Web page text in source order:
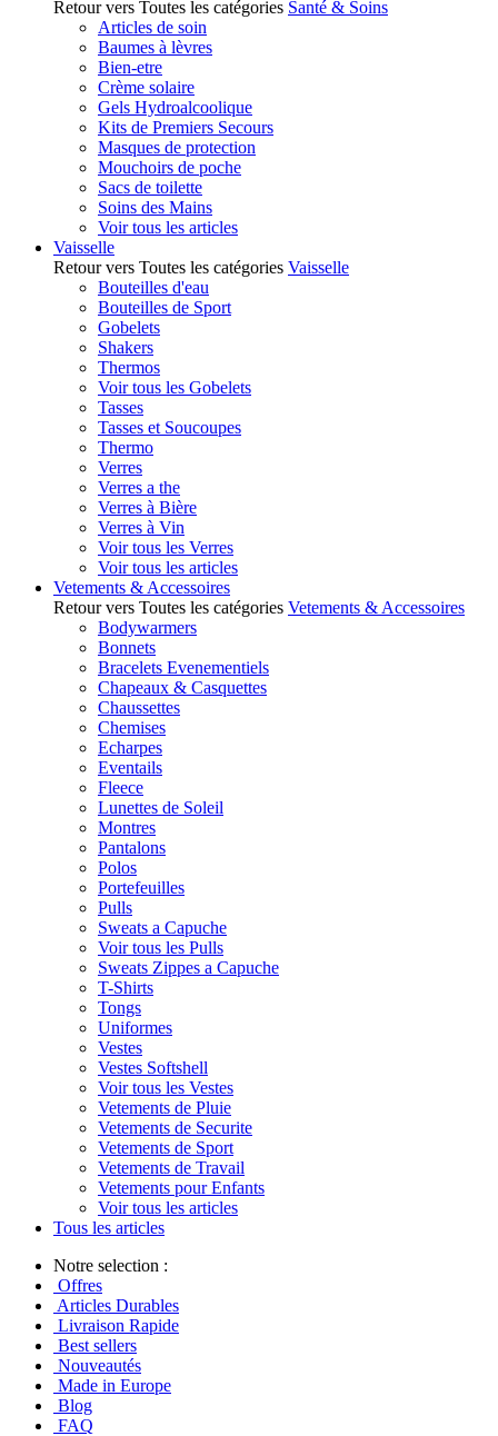
Retour vers Toutes les catégories Santé & Soins
Articles de soin
Baumes à lèvres
Bien-etre
Crème solaire
Gels Hydroalcoolique
Kits de Premiers Secours
Masques de protection
Mouchoirs de poche
Sacs de toilette
Soins des Mains
Voir tous les articles
Vaisselle
Retour vers Toutes les catégories Vaisselle
Bouteilles d'eau
Bouteilles de Sport
Gobelets
Shakers
Thermos
Voir tous les Gobelets
Tasses
Tasses et Soucoupes
Thermo
Verres
Verres a the
Verres à Bière
Verres à Vin
Voir tous les Verres
Voir tous les articles
Vetements & Accessoires
Retour vers Toutes les catégories Vetements & Accessoires
Bodywarmers
Bonnets
Bracelets Evenementiels
Chapeaux & Casquettes
Chaussettes
Chemises
Echarpes
Eventails
Fleece
Lunettes de Soleil
Montres
Pantalons
Polos
Portefeuilles
Pulls
Sweats a Capuche
Voir tous les Pulls
Sweats Zippes a Capuche
T-Shirts
Tongs
Uniformes
Vestes
Vestes Softshell
Voir tous les Vestes
Vetements de Pluie
Vetements de Securite
Vetements de Sport
Vetements de Travail
Vetements pour Enfants
Voir tous les articles
Tous les articles
Notre selection :
Offres
Articles Durables
Livraison Rapide
Best sellers
Nouveautés
Made in Europe
Blog
FAQ